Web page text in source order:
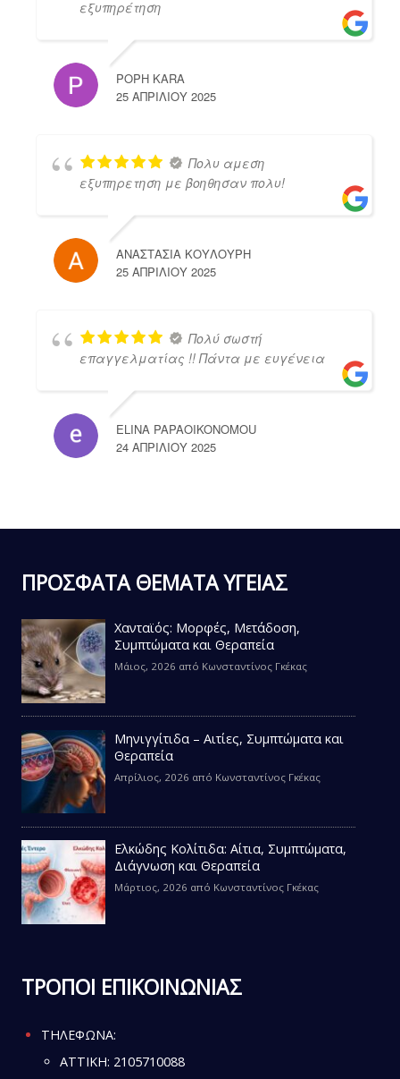
εξυπηρέτηση
POPH KARA
25 ΑΠΡΙΛΊΟΥ 2025
Πολυ αμεση
εξυπηρετηση με βοηθησαν πολυ!
ΑΝΑΣΤΑΣΙΑ ΚΟΥΛΟΥΡΗ
25 ΑΠΡΙΛΊΟΥ 2025
Πολύ σωστή
επαγγελματίας !! Πάντα με ευγένεια
ELINA PAPAOIKONOMOU
24 ΑΠΡΙΛΊΟΥ 2025
ΠΡΟΣΦΑΤΑ ΘΕΜΑΤΑ ΥΓΕΙΑΣ
Χανταϊός: Μορφές, Μετάδοση,
Συμπτώματα και Θεραπεία
Μάιος, 2026 από Κωνσταντίνος Γκέκας
Μηνιγγίτιδα – Αιτίες, Συμπτώματα και
Θεραπεία
Απρίλιος, 2026 από Κωνσταντίνος Γκέκας
Ελκώδης Κολίτιδα: Αίτια, Συμπτώματα,
Διάγνωση και Θεραπεία
Μάρτιος, 2026 από Κωνσταντίνος Γκέκας
ΤΡΟΠΟΙ ΕΠΙΚΟΙΝΩΝΙΑΣ
ΤΗΛΕΦΩΝΑ:
ATTIKH: 2105710088